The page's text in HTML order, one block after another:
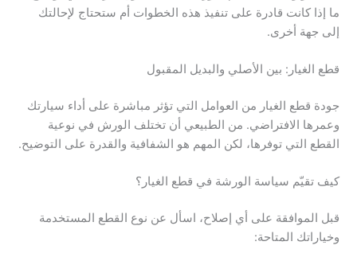
ما إذا كانت قادرة على تنفيذ هذه الخطوات أم ستحتاج لإحالتك
إلى جهة أخرى.
قطع الغيار: بين الأصلي والبديل المقبول
جودة قطع الغيار من العوامل التي تؤثر مباشرة على أداء سيارتك
وعمرها الافتراضي. من الطبيعي أن تختلف الورش في نوعية
القطع التي توفرها، لكن المهم هو الشفافية والقدرة على التوضيح.
كيف تقيّم سياسة الورشة في قطع الغيار؟
قبل الموافقة على أي إصلاح، اسأل عن نوع القطع المستخدمة
وخياراتك المتاحة: